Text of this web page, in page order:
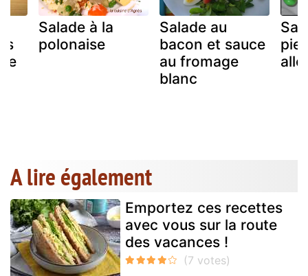
Salade à la
polonaise
Salade au
bacon et sauce
au fromage
blanc
A lire également
Emportez ces recettes
avec vous sur la route
des vacances !